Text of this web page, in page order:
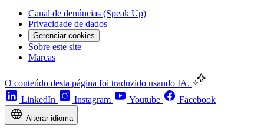
Canal de denúncias (Speak Up)
Privacidade de dados
Gerenciar cookies
Sobre este site
Marcas
O conteúdo desta página foi traduzido usando IA.
LinkedIn
Instagram Youtube Facebook
Alterar idioma